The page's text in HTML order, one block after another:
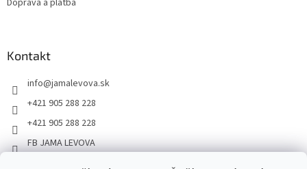
Kontakt
info@jamalevova.sk
+421 905 288 228
+421 905 288 228
FB JAMA LEVOVA